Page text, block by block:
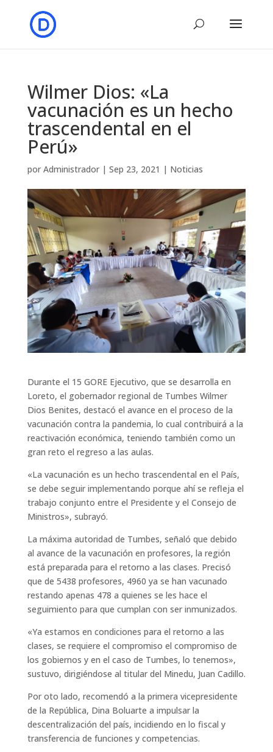
Wilmer Dios: «La
vacunación es un hecho
trascendental en el
Perú»
por Administrador| Sep 23, 2021 | Noticias
Durante el 15 GORE Ejecutivo, que se desarrolla en
Loreto, el gobernador regional de Tumbes Wilmer
Dios Benites, destacó el avance en el proceso de la
vacunación contra la pandemia, lo cual contribuirá a la
reactivación económica, teniendo también como un
gran reto el regreso a las aulas.
«La vacunación es un hecho trascendental en el País,
se debe seguir implementando porque ahí se refleja el
trabajo conjunto entre el Presidente y el Consejo de
Ministros», subrayó.
La máxima autoridad de Tumbes, señaló que debido
al avance de la vacunación en profesores, la región
está preparada para el retorno a las clases. Precisó
que de 5438 profesores, 4960 ya se han vacunado
restando apenas 478 a quienes se les hace el
seguimiento para que cumplan con ser inmunizados.
«Ya estamos en condiciones para el retorno a las
clases, se requiere el compromiso el compromiso de
los gobiernos y en el caso de Tumbes, lo tenemos»,
sustuvo, dirigiéndose al titular del Minedu, Juan Cadillo.
Por oto lado, recomendó a la primera vicepresidente
de la República, Dina Boluarte a impulsar la
descentralización del país, incidiendo en lo fiscal y
transferencia de funciones y competencias.